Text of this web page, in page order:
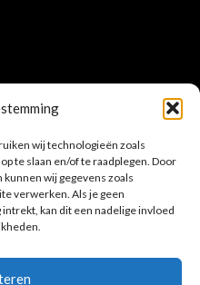
wij technologieën zoals
te slaan en/of te raadplegen. Door
wij gegevens zoals
verwerken. Als je geen
kan dit een nadelige invloed